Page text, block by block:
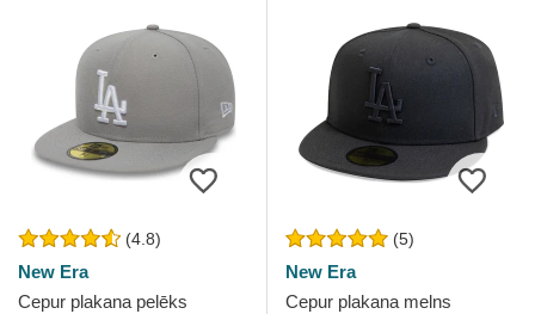
(4.8)
New Era
Cepur plakana pelēks
(5)
New Era
Cepur plakana melns